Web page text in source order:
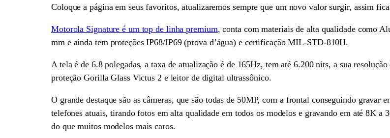
Coloque a página em seus favoritos, atualizaremos sempre que um novo valor surgir, assim
Motorola Signature é um top de linha premium, conta com materiais de alta qualidade como
mm e ainda tem proteções IP68/IP69 (prova d’água) e certificação MIL-STD-810H.
A tela é de 6.8 polegadas, a taxa de atualização é de 165Hz, tem até 6.200 nits, a sua
proteção Gorilla Glass Victus 2 e leitor de digital ultrassônico.
O grande destaque são as câmeras, que são todas de 50MP, com a frontal conseguindo
telefones atuais, tirando fotos em alta qualidade em todos os modelos e gravando em até 8K
do que muitos modelos mais caros.